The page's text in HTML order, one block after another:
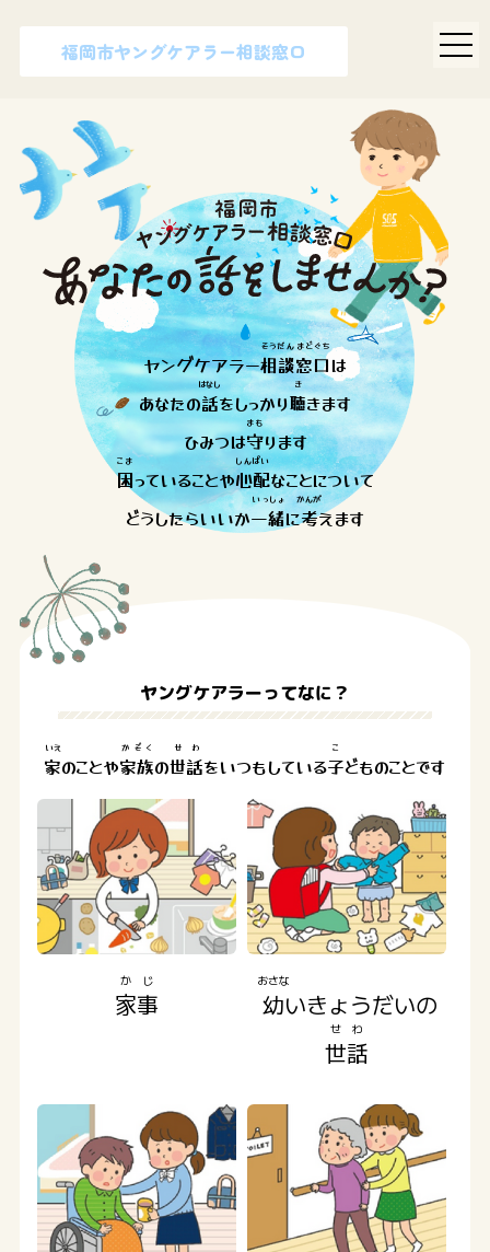
福岡市ヤングケアラー相談窓口
ヤングケアラー相談
そうだん
窓口
まどぐち
は
あなたの話
はなし
をしっかり聴
き
きます
ひみつは守
まも
ります
困
こま
っていることや心配
しんぱい
なことについて
どうしたらいいか一緒
いっしょ
に考
かんが
えます
ヤングケアラーってなに？
家
いえ
のことや家族
かぞく
の世話
せわ
をいつもしている子
こ
どものことです
家事
かじ
幼
おさな
いきょうだいの
世話
せわ